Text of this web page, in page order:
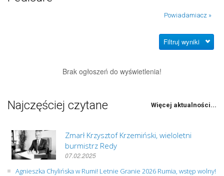
Powiadamiacz »
Filtruj wyniki
Brak ogłoszeń do wyświetlenia!
Najczęściej czytane Więcej aktualności...
Zmarł Krzysztof Krzemiński, wieloletni
burmistrz Redy
07.02.2025
Agnieszka Chylińska w Rumi! Letnie Granie 2026 Rumia, wstęp wolny!